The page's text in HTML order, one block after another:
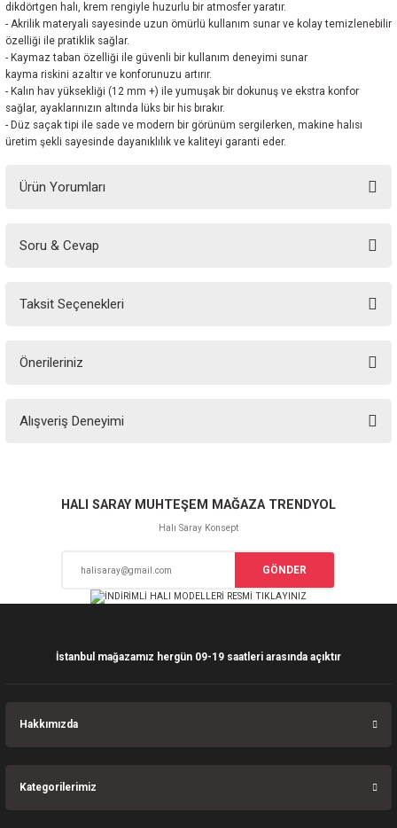
dikdörtgen halı, krem rengiyle huzurlu bir atmosfer yaratır.
- Akrilik materyali sayesinde uzun ömürlü kullanım sunar ve kolay temizlenebilir
özelliği ile pratiklik sağlar.
- Kaymaz taban özelliği ile güvenli bir kullanım deneyimi sunar
kayma riskini azaltır ve konforunuzu artırır.
- Kalın hav yüksekliği (12 mm +) ile yumuşak bir dokunuş ve ekstra konfor
sağlar, ayaklarınızın altında lüks bir his bırakır.
- Düz saçak tipi ile sade ve modern bir görünüm sergilerken, makine halısı
üretim şekli sayesinde dayanıklılık ve kaliteyi garanti eder.
Ürün Yorumları
Soru & Cevap
Taksit Seçenekleri
Önerileriniz
yetersiz gördüğünüz noktaları öneri formunu kullanarak tarafımıza
Ürün resmi kalitesiz, bozuk veya görüntülenemiyor.
Ürün açıklamasında eksik bilgiler bulunuyor.
Bu ürüne benzer farklı alternatifler olmalı.
Alışveriş Deneyimi
Sitemize ilk yorumu siz yapın!
HALI SARAY MUHTEŞEM MAĞAZA TRENDYOL
Halı Saray Konsept
GÖNDER
İstanbul mağazamız hergün 09-19 saatleri arasında açıktır
Hakkımızda
Kategorilerimiz